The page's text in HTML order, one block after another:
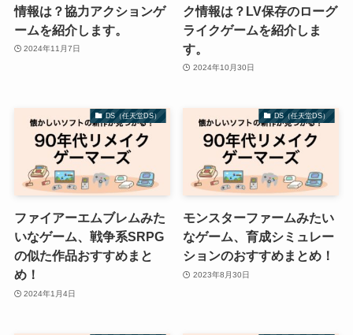
情報は？協力アクションゲ
ームを紹介します。
2024年11月7日
ク情報は？LV保存のローグ
ライクゲームを紹介しま
す。
2024年10月30日
DS（任天堂DS）
ファイアーエムブレムみた
いなゲーム、戦争系SRPG
の似た作品おすすめまと
め！
2024年1月4日
DS（任天堂DS）
モンスターファームみたい
なゲーム、育成シミュレー
ションのおすすめまとめ！
2023年8月30日